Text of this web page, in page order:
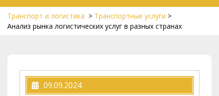
Транспорт и логистика > Транспортные услуги >
Анализ рынка логистических услуг в разных странах
09.09.2024